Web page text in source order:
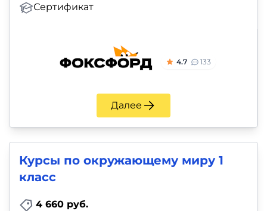
Сертификат
4.7 133
Далее
Курсы по окружающему миру 1
класс
4 660 руб.